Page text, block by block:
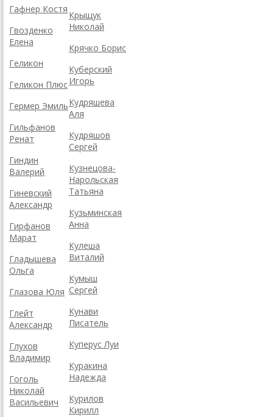
Гафнер Костя
Гвозденко
Елена
Геликон
Геликон Плюс
Гермер Эмиль
Гильфанов
Ренат
Гиндин
Валерий
Гиневский
Александр
Гирфанов
Марат
Гладышева
Ольга
Глазова Юля
Глейт
Александр
Глухов
Владимир
Гоголь
Николай
Васильевич
Крыщук
Николай
Крячко Борис
Куберский
Игорь
Кудряшева
Аля
Кудряшов
Сергей
Кузнецова-
Нарольская
Татьяна
Кузьминская
Анна
Кулеша
Виталий
Кумыш
Сергей
Кунави
Писатель
Куперус Луи
Куракина
Надежда
Курилов
Кирилл